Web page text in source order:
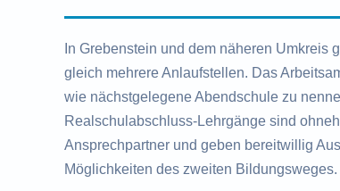
In Grebenstein und dem näheren Umkreis
gleich mehrere Anlaufstellen. Das
wie nächstgelegene Abendschule zu
Realschulabschluss-Lehrgänge sind
Ansprechpartner und geben bereitwillig
Möglichkeiten des zweiten Bildungsweges.